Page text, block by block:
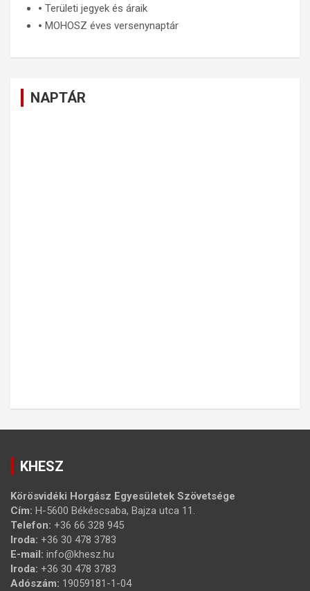
🞄 Területi jegyek és áraik
🞄 MOHOSZ éves versenynaptár
NAPTÁR
KHESZ
Körösvidéki Horgász Egyesületek Szövetsége
Cím: H-5600 Békéscsaba, Bajza utca 11.
Telefon: +36 66 328 945
Iroda: +36 30 478 3783
E-mail: info@khesz.hu
Iroda: +36 30 478 3783
Adószám: 19059181-1-04